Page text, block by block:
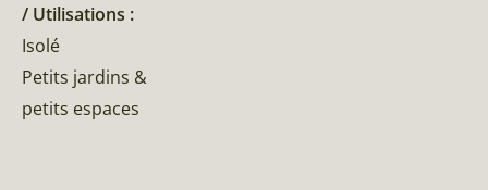
/ Utilisations :
Isolé
Petits jardins &
petits espaces